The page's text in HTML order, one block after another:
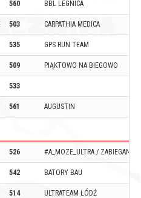
560 BBL LEGNICA
503 CARPATHIA MEDICA
535 GPS RUN TEAM
509 PIĄKTOWO NA BIEGOWO
533
561 AUGUSTIN
526 #A_MOZE_ULTRA / ZABIEGANI
542 BATORY BAU
514 ULTRATEAM ŁÓDŹ